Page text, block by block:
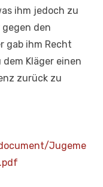
ihm jedoch zu
den
gab ihm Recht
Kläger einen
zurück zu
Jugeme